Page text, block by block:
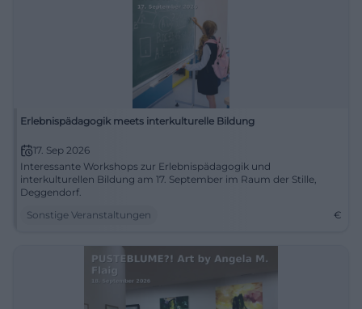
Erlebnispädagogik meets interkulturelle Bildung
17. Sep 2026
Interessante Workshops zur Erlebnispädagogik und
interkulturellen Bildung am 17. September im Raum der Stille,
Deggendorf.
Sonstige Veranstaltungen
€